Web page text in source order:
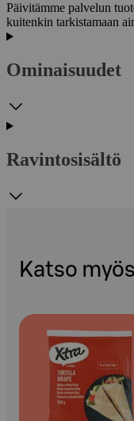
Päivitämme palvelun
kuitenkin tarkistamaan
Ominaisuudet
Ravintosisältö
Katso myös